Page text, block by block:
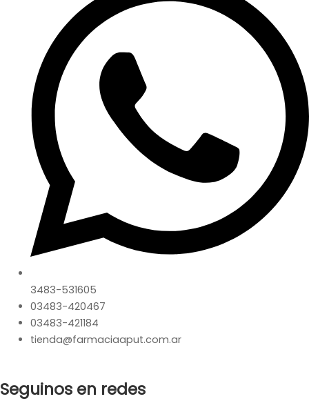
3483-531605
03483-420467
03483-421184
tienda@farmaciaaput.com.ar
Seguinos en redes